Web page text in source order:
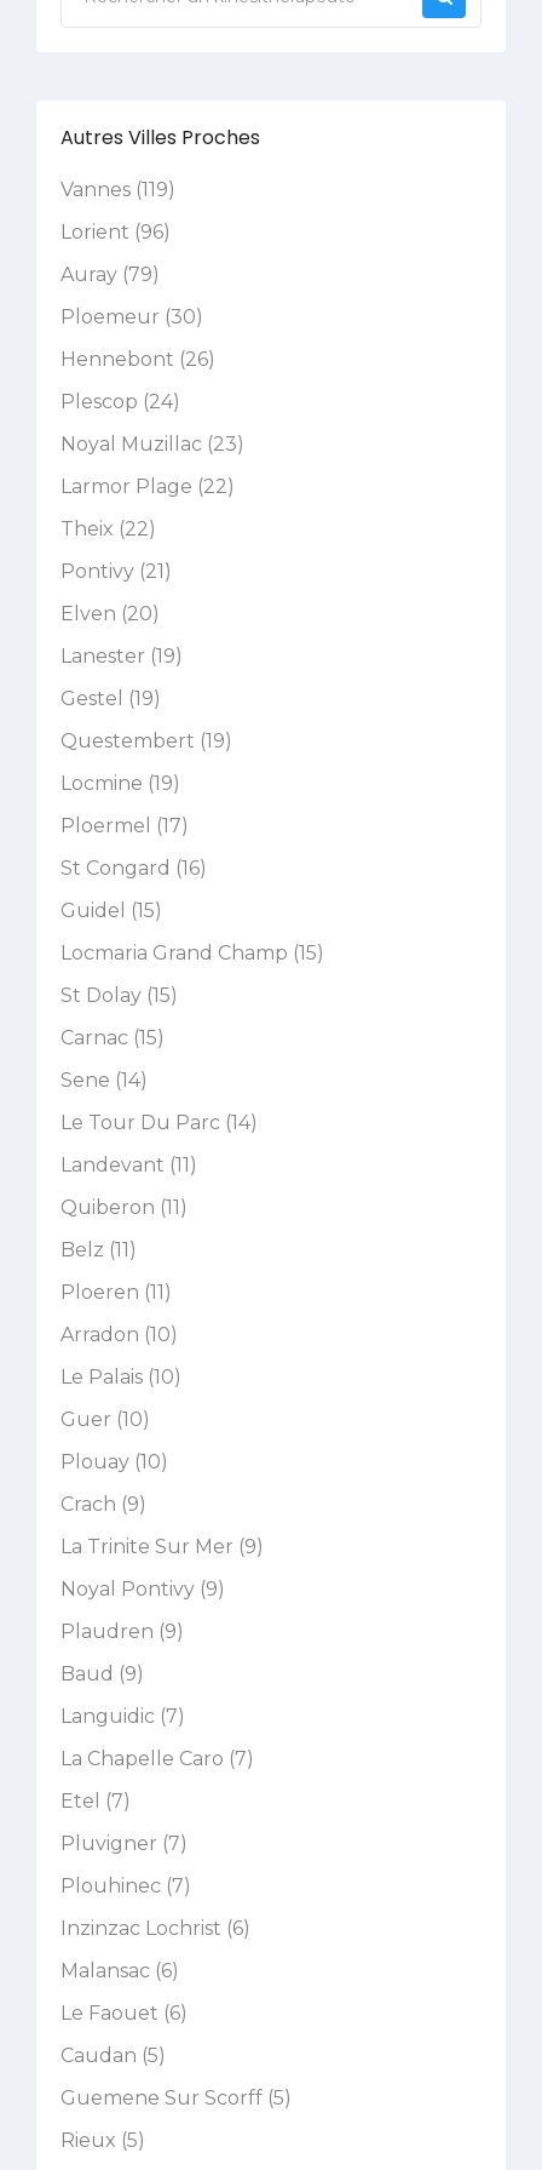
Autres Villes Proches
Vannes (119)
Lorient (96)
Auray (79)
Ploemeur (30)
Hennebont (26)
Plescop (24)
Noyal Muzillac (23)
Larmor Plage (22)
Theix (22)
Pontivy (21)
Elven (20)
Lanester (19)
Gestel (19)
Questembert (19)
Locmine (19)
Ploermel (17)
St Congard (16)
Guidel (15)
Locmaria Grand Champ (15)
St Dolay (15)
Carnac (15)
Sene (14)
Le Tour Du Parc (14)
Landevant (11)
Quiberon (11)
Belz (11)
Ploeren (11)
Arradon (10)
Le Palais (10)
Guer (10)
Plouay (10)
Crach (9)
La Trinite Sur Mer (9)
Noyal Pontivy (9)
Plaudren (9)
Baud (9)
Languidic (7)
La Chapelle Caro (7)
Etel (7)
Pluvigner (7)
Plouhinec (7)
Inzinzac Lochrist (6)
Malansac (6)
Le Faouet (6)
Caudan (5)
Guemene Sur Scorff (5)
Rieux (5)